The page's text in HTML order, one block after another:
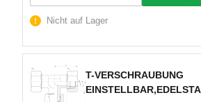
Nicht auf Lager
T-VERSCHRAUBUNG